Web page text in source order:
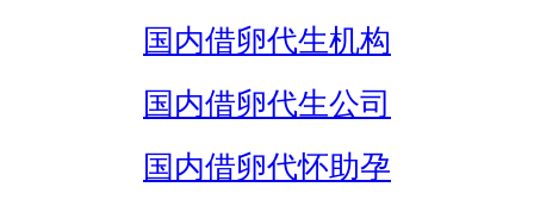
国内借卵代生机构
国内借卵代生公司
国内借卵代怀助孕